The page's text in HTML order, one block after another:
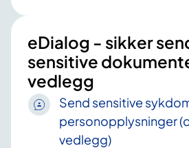
eDialog - sikker
sensitive
vedlegg
Send sensitive
personopplysninger
vedlegg)